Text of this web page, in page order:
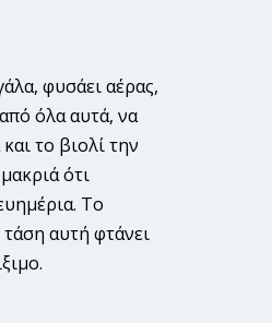
φυσάει αέρας,
όλα αυτά, να
το βιολί την
ότι
Το
αυτή φτάνει